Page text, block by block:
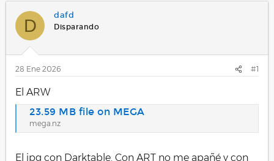
r
a
d
i
o
D
dafd
Disparando
28 Ene 2026 #1
El ARW
23.59 MB file on MEGA
mega.nz
El jpg con Darktable. Con ART no me apañé y con